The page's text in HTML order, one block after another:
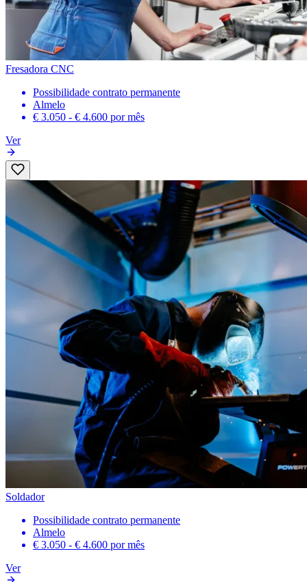
Fresadora CNC
Possibilidade contrato permanente
Almelo
€ 3.050 - € 4.600 por mês
Ver
Soldador
Possibilidade contrato permanente
Almelo
€ 3.050 - € 4.600 por mês
Ver